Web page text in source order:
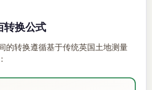
转换公式
的转换遵循基于传统英国土地测量